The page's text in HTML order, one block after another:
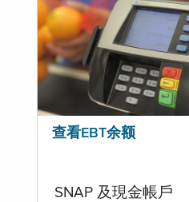
查看EBT余额
SNAP 及現金帳戶